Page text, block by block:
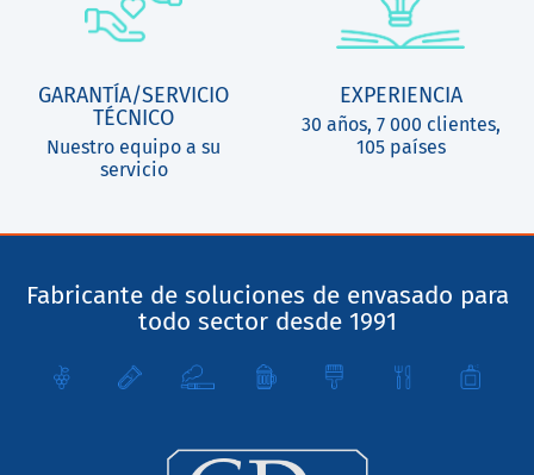
GARANTÍA/SERVICIO
TÉCNICO
Nuestro equipo a su
servicio
EXPERIENCIA
30 años, 7 000 clientes,
105 países
Fabricante de soluciones de envasado para
todo sector desde 1991